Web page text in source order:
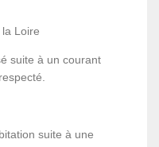
Loire
suite à un courant
suite à une